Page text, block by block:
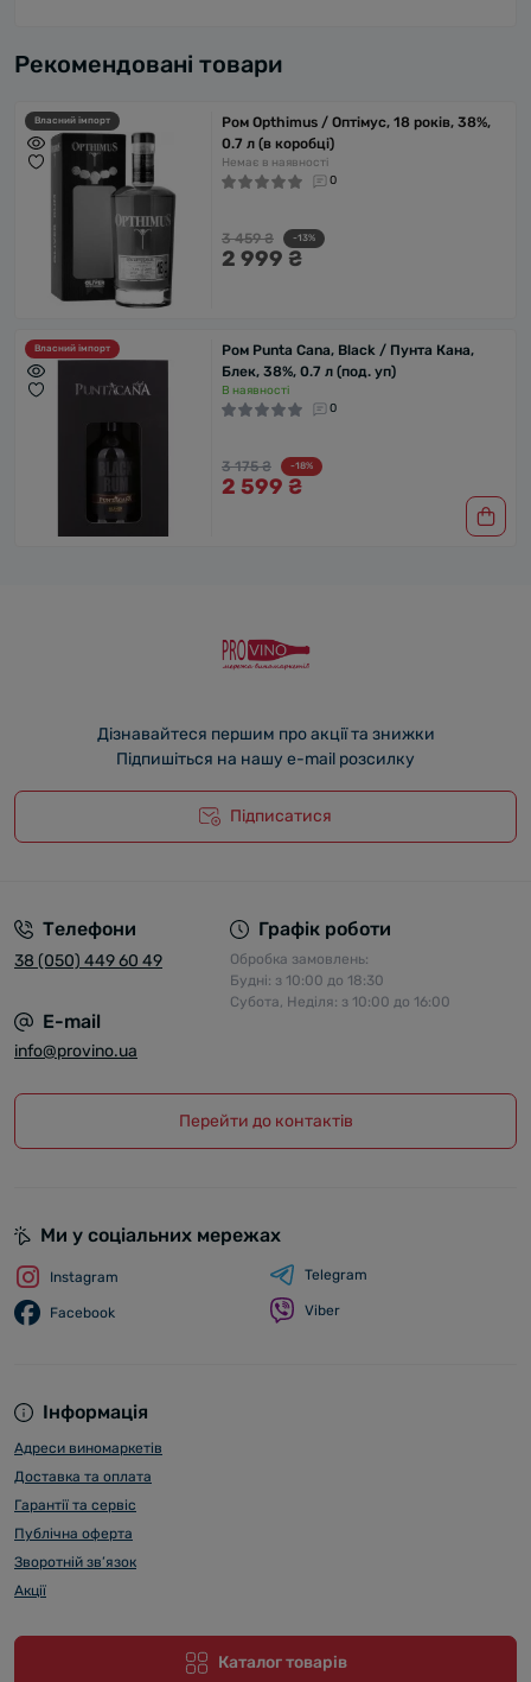
Рекомендовані товари
Власний імпорт
Ром Opthimus / Оптімус, 18 років, 38%,
0.7 л (в коробці)
Немає в наявності
0
3 459 ₴ -13%
2 999 ₴
Власний імпорт
Ром Punta Cana, Black / Пунта Кана,
Блек, 38%, 0.7 л (под. уп)
В наявності
0
3 175 ₴ -18%
2 599 ₴
Дізнавайтеся першим про акції та знижки
Підпишіться на нашу e-mail розсилку
Підписатися
Телефони
38 (050) 449 60 49
Графік роботи
Обробка замовлень:
Будні: з 10:00 до 18:30
Субота, Неділя: з 10:00 до 16:00
E-mail
info@provino.ua
Перейти до контактів
Інформація
Адреси виномаркетів
Доставка та оплата
Гарантії та сервіс
Публічна оферта
Зворотній зв’язок
Акції
Каталог товарів
Ми у соціальних мережах
Instagram
Facebook
Telegram
Viber